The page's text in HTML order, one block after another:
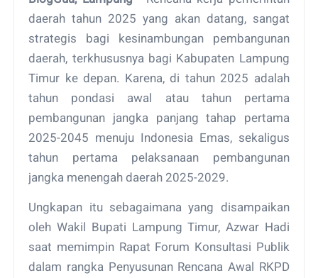
daerah tahun 2025 yang akan datang, sangat
strategis bagi kesinambungan pembangunan
daerah, terkhususnya bagi Kabupaten Lampung
Timur ke depan. Karena, di tahun 2025 adalah
tahun pondasi awal atau tahun pertama
pembangunan jangka panjang tahap pertama
2025-2045 menuju Indonesia Emas, sekaligus
tahun pertama pelaksanaan pembangunan
jangka menengah daerah 2025-2029.
Ungkapan itu sebagaimana yang disampaikan
oleh Wakil Bupati Lampung Timur, Azwar Hadi
saat memimpin Rapat Forum Konsultasi Publik
dalam rangka Penyusunan Rencana Awal RKPD